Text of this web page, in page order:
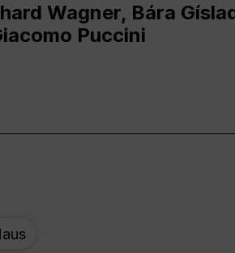
Wagner, Bára
Puccini